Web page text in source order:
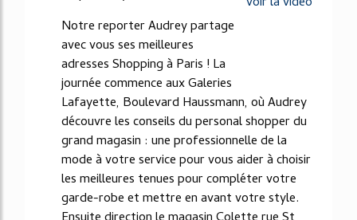
Notre reporter Audrey partage
avec vous ses meilleures
adresses Shopping à Paris ! La
journée commence aux Galeries
Lafayette, Boulevard Haussmann, où Audrey
découvre les conseils du personal shopper du
grand magasin : une professionnelle de la
mode à votre service pour vous aider à choisir
les meilleures tenues pour compléter votre
garde-robe et mettre en avant votre style.